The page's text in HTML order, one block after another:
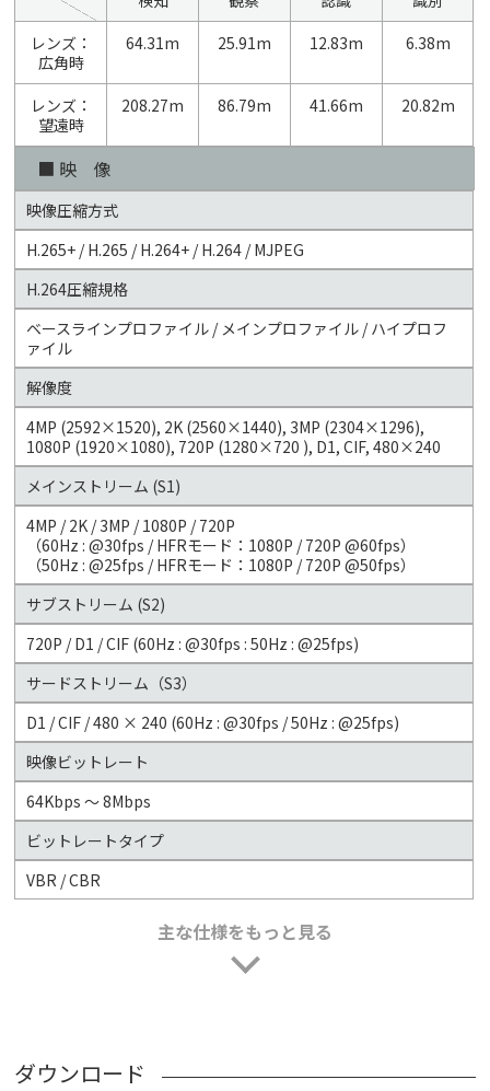
レンズ：
広角時
64.31m 25.91m 12.83m 6.38m
レンズ：
望遠時
208.27m 86.79m 41.66m 20.82m
■ 映 像
映像圧縮方式
H.265+ / H.265 / H.264+ / H.264 / MJPEG
H.264圧縮規格
ベースラインプロファイル / メインプロファイル / ハイプロフ
ァイル
解像度
4MP (2592×1520), 2K (2560×1440), 3MP (2304×1296),
1080P (1920×1080), 720P (1280×720 ), D1, CIF, 480×240
メインストリーム (S1)
4MP / 2K / 3MP / 1080P / 720P
（60Hz : @30fps / HFRモード：1080P / 720P @60fps）
（50Hz : @25fps / HFRモード：1080P / 720P @50fps）
サブストリーム (S2)
720P / D1 / CIF (60Hz : @30fps : 50Hz : @25fps)
サードストリーム（S3）
D1 / CIF / 480 × 240 (60Hz : @30fps / 50Hz : @25fps)
映像ビットレート
64Kbps ～ 8Mbps
ビットレートタイプ
VBR / CBR
主な仕様をもっと見る
ダウンロード